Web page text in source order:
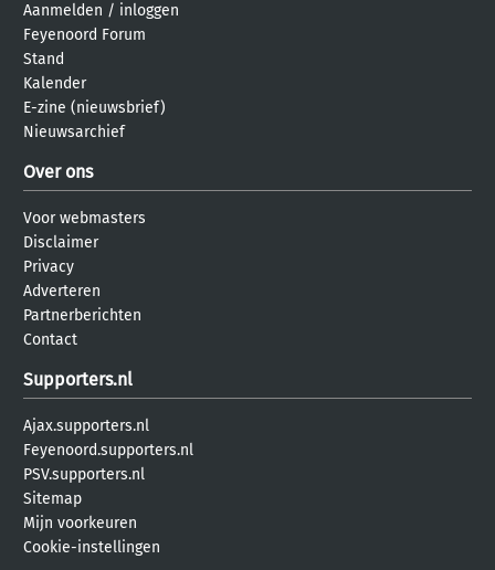
Aanmelden / inloggen
Feyenoord Forum
Stand
Kalender
E-zine (nieuwsbrief)
Nieuwsarchief
Over ons
Voor webmasters
Disclaimer
Privacy
Adverteren
Partnerberichten
Contact
Supporters.nl
Ajax.supporters.nl
Feyenoord.supporters.nl
PSV.supporters.nl
Sitemap
Mijn voorkeuren
Cookie-instellingen